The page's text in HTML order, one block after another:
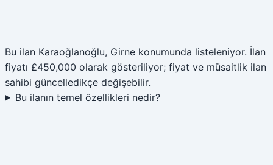
Bu ilan Karaoğlanoğlu, Girne konumunda listeleniyor. İlan
fiyatı £450,000 olarak gösteriliyor; fiyat ve müsaitlik ilan
sahibi güncelledikçe değişebilir.
Bu ilanın temel özellikleri nedir?